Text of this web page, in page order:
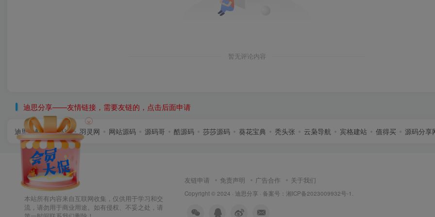
×
暂无评论内容
迪思分享——友情链接，需要友链的，点击后面申请
迪思导航 首码逸 羽灵网 网站源码 源码哥 酷源码 莎莎源码 葵花宝典 秃头张 云枭导航 宾格建站 值得买 源码分享
本站所有内容来自互联网收集，仅供用于学习和交
流，请勿用于商业用途。如有侵权、不妥之处，请
友链申请 免责声明 广告合作 关于我们
Copyright © 2024 · 迪思分享 · 备案号： 湘ICP备2023009932号-1